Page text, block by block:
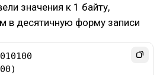
значения к 1 байту,
в десятичную форму записи